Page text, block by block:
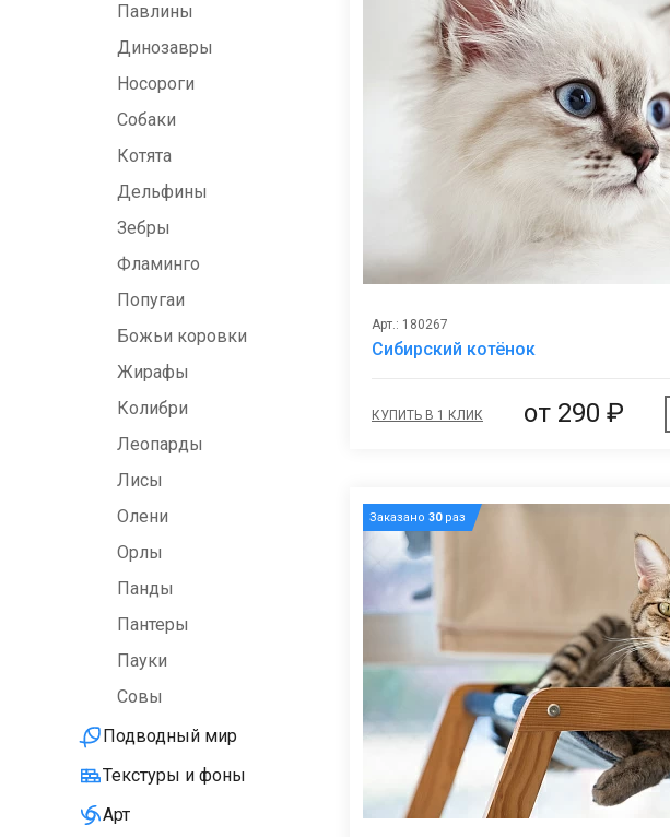
Павлины
Динозавры
Носороги
Собаки
Котята
Дельфины
Зебры
Фламинго
Попугаи
Божьи коровки
Жирафы
Колибри
Леопарды
Лисы
Олени
Орлы
Панды
Пантеры
Пауки
Совы
Подводный мир
Текстуры и фоны
Арт
Арт.: 180267
Сибирский котёнок
КУПИТЬ В 1 КЛИК от290 ₽
Заказано30раз